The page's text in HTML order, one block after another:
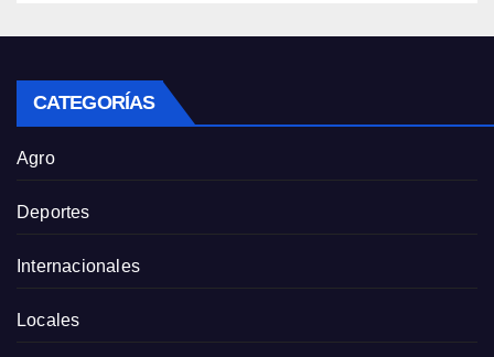
CATEGORÍAS
Agro
Deportes
Internacionales
Locales